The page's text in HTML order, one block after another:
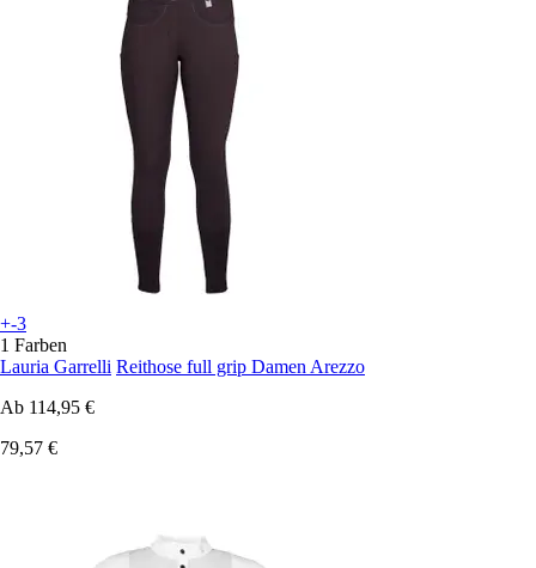
+-3
1 Farben
Lauria Garrelli Reithose full grip Damen Arezzo
Ab 114,95 €
79,57 €